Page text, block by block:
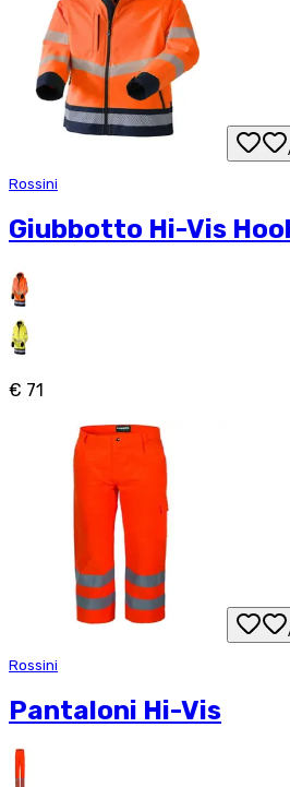
Rossini
Giubbotto Hi-Vis
€ 71
Rossini
Pantaloni Hi-Vis